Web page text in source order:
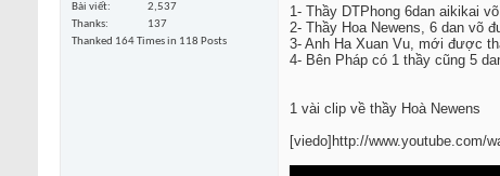
Bài viết
2,537
Thanks
137
Thanked 164 Times in 118 Posts
1- Thầy DTPhong 6dan aikikai
2- Thầy Hoa Newens, 6 dan võ
3- Anh Ha Xuan Vu, mới được
4- Bên Pháp có 1 thầy cũng 5
1 vài clip về thầy Hoà Newens
[viedo]http://www.youtube.com/